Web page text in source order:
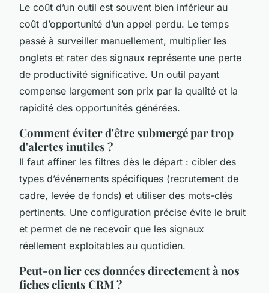
Le coût d’un outil est souvent bien inférieur au
coût d’opportunité d’un appel perdu. Le temps
passé à surveiller manuellement, multiplier les
onglets et rater des signaux représente une perte
de productivité significative. Un outil payant
compense largement son prix par la qualité et la
rapidité des opportunités générées.
Comment éviter d'être submergé par trop
d'alertes inutiles ?
Il faut affiner les filtres dès le départ : cibler des
types d’événements spécifiques (recrutement de
cadre, levée de fonds) et utiliser des mots-clés
pertinents. Une configuration précise évite le bruit
et permet de ne recevoir que les signaux
réellement exploitables au quotidien.
Peut-on lier ces données directement à nos
fiches clients CRM ?